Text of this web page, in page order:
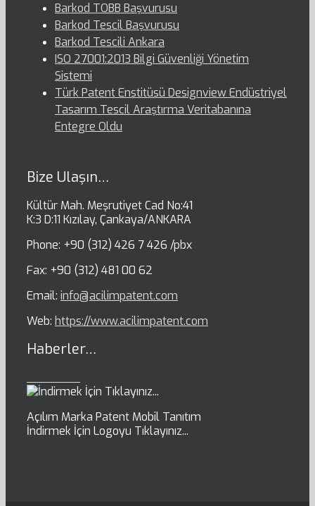
Barkod TOBB Başvurusu
Barkod Tescil Başvurusu
Barkod Tescili Ankara
ISO 27001:2013 Bilgi Güvenliği Yönetim
Sistemi
Türk Patent Enstitüsü Designview Endüstriyel
Tasarım Tescil Araştırma Veritabanına
Entegre Oldu
Bize Ulaşın…
Kültür Mah. Meşrutiyet Cad No:41
K:3 D:11 Kızılay, Çankaya/ANKARA
Phone: +90 (312) 426 7 426 /pbx
Fax: +90 (312) 481 00 62
Email: info@acilimpatent.com
Web: https://www.acilimpatent.com
Haberler…
Açılım Marka Patent Mobil Tanıtım
İndirmek İçin Logoyu Tıklayınız...